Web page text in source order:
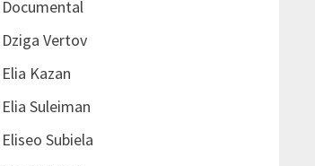
Documental
Dziga Vertov
Elia Kazan
Elia Suleiman
Eliseo Subiela